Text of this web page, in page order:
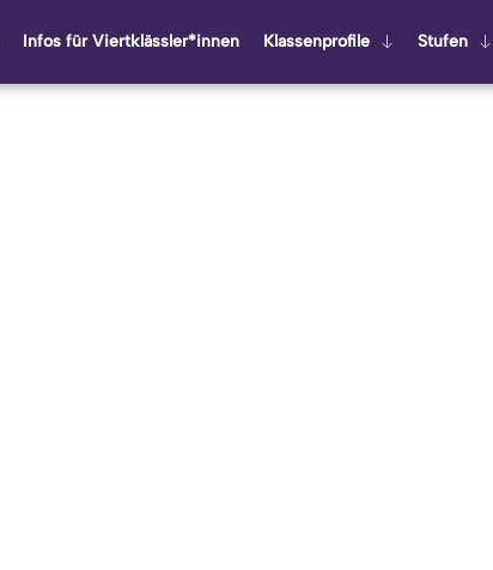
Infos für Viert­kläss­ler*innen Klas­sen­pro­fi­le Stu­fen